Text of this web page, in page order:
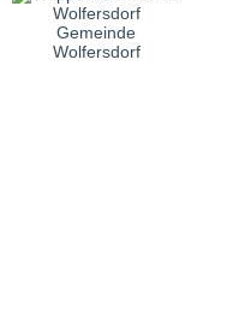
Gemeinde
Wolfersdorf